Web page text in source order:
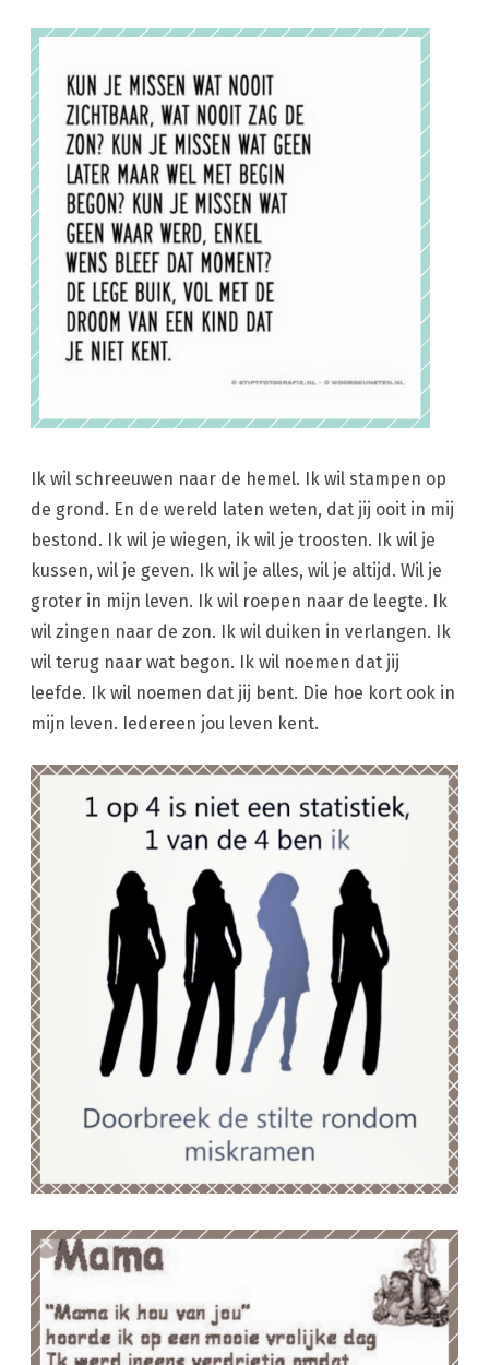
Ik wil schreeuwen naar de hemel. Ik wil stampen op
de grond. En de wereld laten weten, dat jij ooit in mij
bestond. Ik wil je wiegen, ik wil je troosten. Ik wil je
kussen, wil je geven. Ik wil je alles, wil je altijd. Wil je
groter in mijn leven. Ik wil roepen naar de leegte. Ik
wil zingen naar de zon. Ik wil duiken in verlangen. Ik
wil terug naar wat begon. Ik wil noemen dat jij
leefde. Ik wil noemen dat jij bent. Die hoe kort ook in
mijn leven. Iedereen jou leven kent.